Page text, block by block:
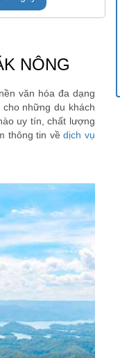
NÔNG
văn hóa đa dạng
những du khách
uy tín, chất lượng
thông tin vềdịch vụ